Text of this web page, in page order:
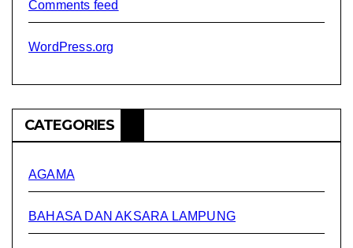
Comments feed
WordPress.org
CATEGORIES
AGAMA
BAHASA DAN AKSARA LAMPUNG